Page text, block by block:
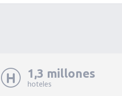
1,3 millones
hoteles